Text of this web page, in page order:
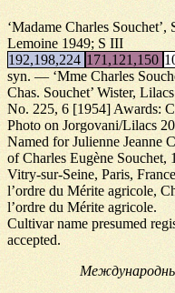
‘Madame Charles Souchet’,
Lemoine 1949; S III
192,198,224 171,121,150
syn. — ‘Mme Charles
Chas. Souchet’ Wister,
No. 225, 6 [1954] Awards:
Photo on Jorgovani/Lilacs
Named for Julienne Jeanne
of Charles Eugène Souchet,
Vitry-sur-Seine, Paris,
l’ordre du Mérite agricole,
l’ordre du Mérite agricole.
Cultivar name presumed
accepted.